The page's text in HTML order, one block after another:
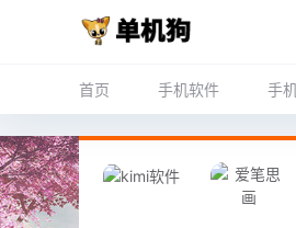
首页 手机软件 手